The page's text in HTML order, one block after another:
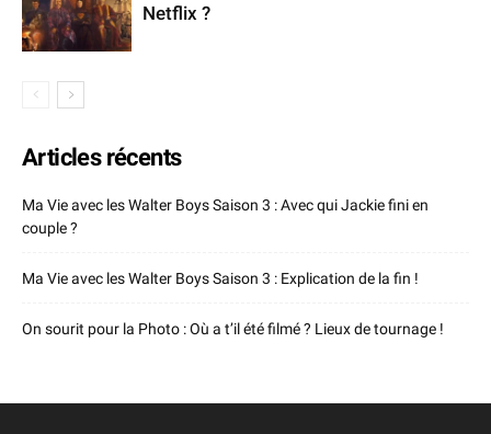
Netflix ?
Articles récents
Ma Vie avec les Walter Boys Saison 3 : Avec qui Jackie fini en
couple ?
Ma Vie avec les Walter Boys Saison 3 : Explication de la fin !
On sourit pour la Photo : Où a t’il été filmé ? Lieux de tournage !